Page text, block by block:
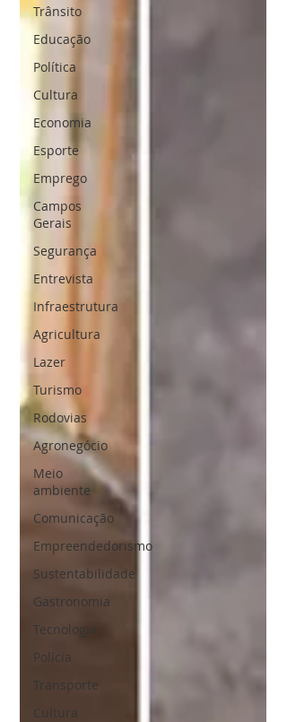
Trânsito
Educação
Política
Cultura
Economia
Esporte
Emprego
Campos
Gerais
Segurança
Entrevista
Infraestrutura
Agricultura
Lazer
Turismo
Rodovias
Agronegócio
Meio
ambiente
Comunicação
Empreendedorismo
Sustentabilidade
Gastronomia
Tecnologia
Polícia
Transporte
Cultura